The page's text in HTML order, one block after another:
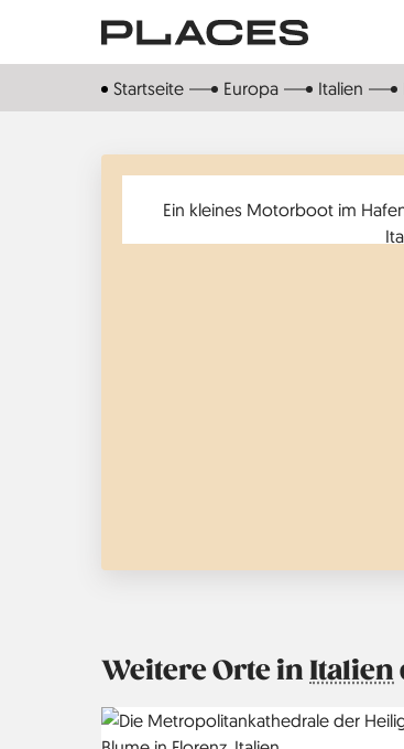
Inhalt
Startseite Europa Italien
Weitere Orte in Italien